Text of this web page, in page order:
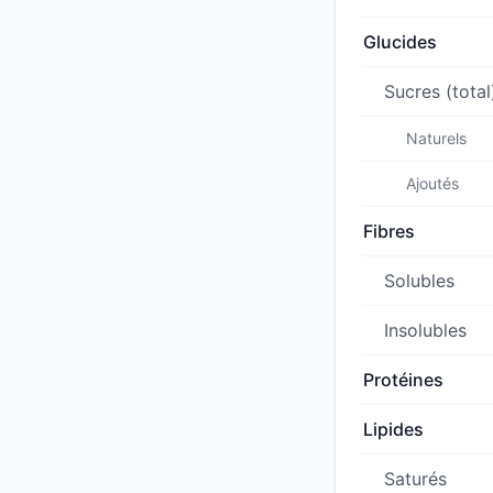
Glucides
Sucres
Naturels
Ajoutés
Fibres
Solubles
Insolubles
Protéines
Lipides
Saturés